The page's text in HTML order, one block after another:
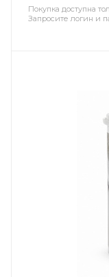
Покупка доступна
Запросите логин и